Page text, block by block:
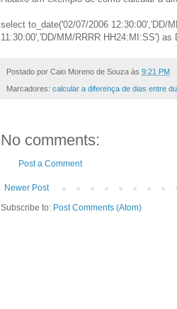
select to_date('02/07/2006 12:30:00','DD/
11:30:00','DD/MM/RRRR HH24:MI:SS') as
Postado por Caio Moreno de Souza às 9:21 PM
Marcadores: calcular a diferença de dias entre
No comments:
Post a Comment
Newer Post
Subscribe to: Post Comments (Atom)